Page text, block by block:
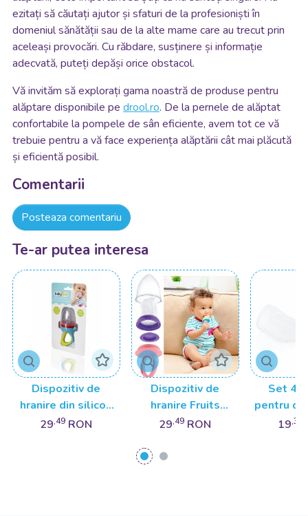
ezitați să căutați ajutor și sfaturi de la profesioniști în
domeniul sănătății sau de la alte mame care au trecut prin
aceleași provocări. Cu răbdare, susținere și informație
adecvată, puteți depăși orice obstacol.
Vă invităm să explorați gama noastră de produse pentru
alăptare disponibile pe drool.ro. De la pernele de alăptat
confortabile la pompele de sân eficiente, avem tot ce vă
trebuie pentru a vă face experiența alăptării cât mai plăcută
și eficientă posibil.
Comentarii
Posteaza comentariu
Te-ar putea interesa
Dispozitiv de
hranire din silicon
BabyJem Fruits and
29,49 RON
Dispozitiv de
hranire Fruits
BabyJem
29,49 RON
Set 4
pentru
de 19,32